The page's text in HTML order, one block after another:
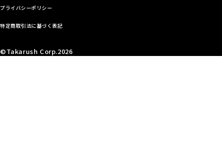
プライバシーポリシー
特定商取引法に基づく表記
©Takarush Corp.2026